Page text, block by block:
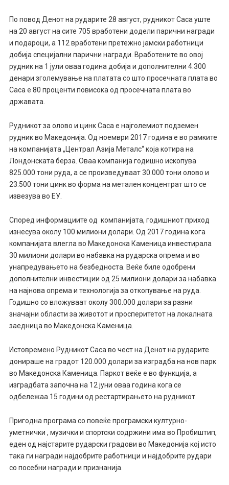
По повод Денот на рударите 28 август, рудникот Саса уште
на 20 август на сите 705 вработени додели парични награди
и подароци, а 112 вработени претежно јамски работници
добија специјални парични награди. Вработените во овој
рудник на 1 јули оваа година добија и дополнителни 4.300
денари зголемување на платата со што просечната плата во
Саса е 80 проценти повисока од просечната плата во
државата.
Рудникот за олово и цинк Саса е најголемиот подземен
рудник во Македонија. Од ноември 2017 година е во рамките
на компанијата „Централ Азија Металс“ која котира на
Лондонската берза. Оваа компанија годишно ископува
825.000 тони руда, а се произведуваат 30.000 тони олово и
23.500 тони цинк во форма на метален концентрат што се
извезува во ЕУ.
Според информациите од компанијата, годишниот приход
изнесува околу 100 милиони долари. Од 2017 година кога
компанијата влегла во Македонска Каменица инвестирала
30 милиони долари во набавка на рударска опрема и во
унапредувањето на безбедноста. Веќе биле одобрени
дополнителни инвестиции од 25 милиони долари за набавка
на најнова опрема и технологија за откопување на руда.
Годишно со вложуваат околу 300.000 долари за разни
значајни области за животот и просперитетот на локалната
заедница во Македонска Каменица.
Истовремено Рудникот Саса во чест на Денот на рударите
донираше на градот 120.000 долари за изградба на нов парк
во Македонска Каменица. Паркот веќе е во функција, а
изградбата започна на 12 јуни оваа година кога се
одбележаа 15 години од рестартирањето на рудникот.
Пригодна програма со повеќе програмски културно-
уметнички , музички и спортски содржини има во Пробиштип,
еден од најстарите рударски градови во Македонија кој исто
така ги награди најдобрите работници и најдобрите рудари
со посебни награди и признанија.